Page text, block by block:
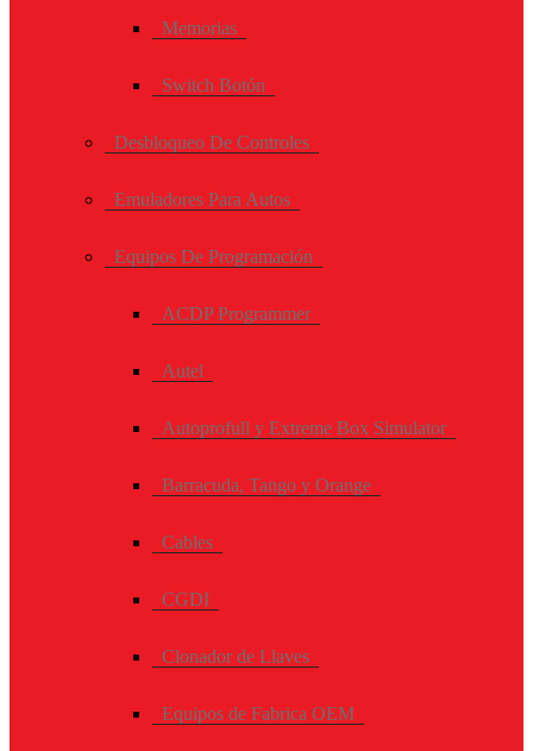
Memorias
Switch Botón
Desbloqueo De Controles
Emuladores Para Autos
Equipos De Programación
ACDP Programmer
Autel
Autoprofull y Extreme Box Simulator
Barracuda, Tango y Orange
Cables
CGDI
Clonador de Llaves
Equipos de Fabrica OEM